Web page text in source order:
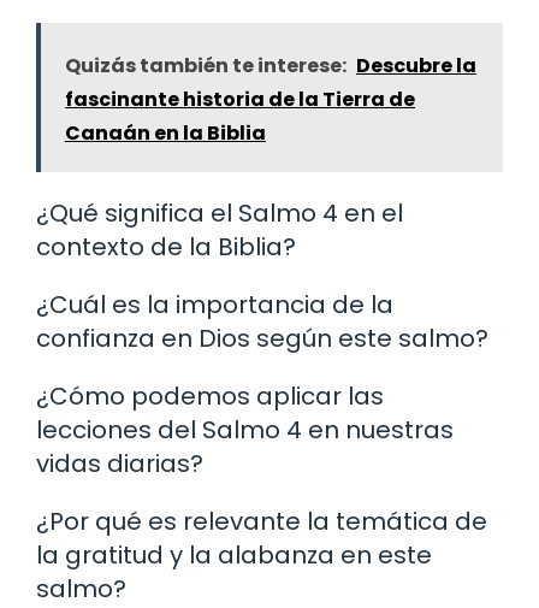
Quizás también te interese: Descubre la
fascinante historia de la Tierra de
Canaán en la Biblia
¿Qué significa el Salmo 4 en el
contexto de la Biblia?
¿Cuál es la importancia de la
confianza en Dios según este salmo?
¿Cómo podemos aplicar las
lecciones del Salmo 4 en nuestras
vidas diarias?
¿Por qué es relevante la temática de
la gratitud y la alabanza en este
salmo?